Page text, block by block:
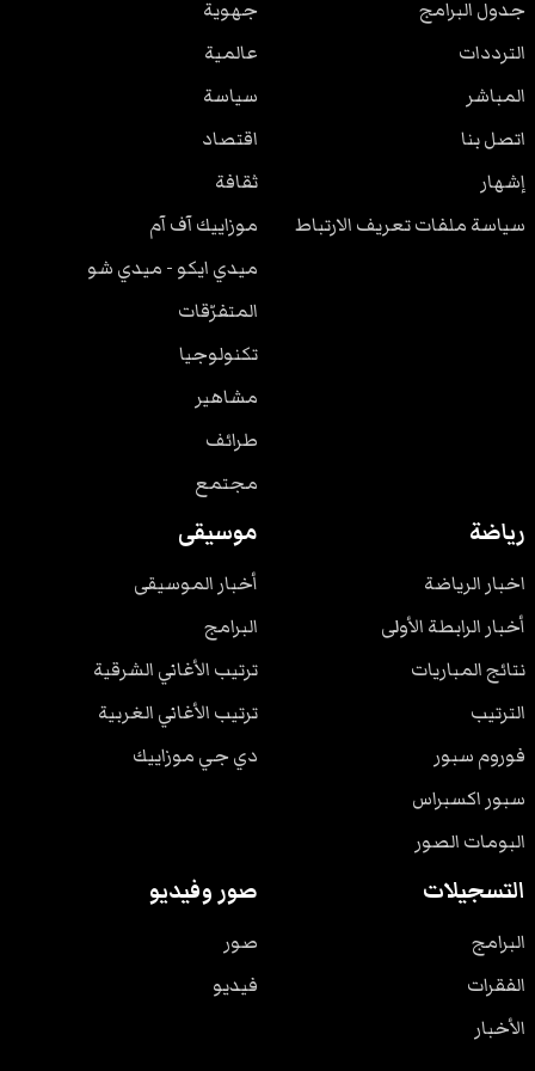
جدول البرامج
الترددات
المباشر
اتصل بنا
إشهار
سياسة ملفات تعريف الارتباط
جهوية
عالمية
سياسة
اقتصاد
ثقافة
موزاييك آف آم
ميدي ايكو - ميدي شو
المتفرّقات
تكنولوجيا
مشاهير
طرائف
مجتمع
رياضة
اخبار الرياضة
أخبار الرابطة الأولى
نتائج المباريات
الترتيب
فوروم سبور
سبور اكسبراس
البومات الصور
موسيقى
أخبار الموسيقى
البرامج
ترتيب الأغاني الشرقية
ترتيب الأغاني الغربية
دي جي موزاييك
التسجيلات
البرامج
الفقرات
الأخبار
صور وفيديو
صور
فيديو